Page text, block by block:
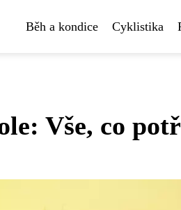
Běh a kondice Cyklistika
Vše, co